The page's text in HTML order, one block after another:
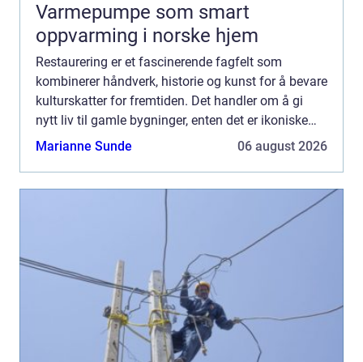
Varmepumpe som smart
oppvarming i norske hjem
Restaurering er et fascinerende fagfelt som
kombinerer håndverk, historie og kunst for å bevare
kulturskatter for fremtiden. Det handler om å gi
nytt liv til gamle bygninger, enten det er ikoniske
kirker, sjarmerende hytter eller st...
Marianne Sunde 06 august 2026